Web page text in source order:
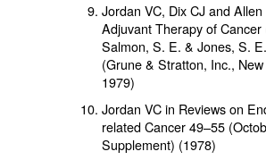
Jordan VC, Dix CJ and
Adjuvant Therapy of Cancer
Salmon, S. E. & Jones, S.
(Grune & Stratton, Inc., New
1979)
Jordan VC in Reviews on
related Cancer 49–55
Supplement) (1978)